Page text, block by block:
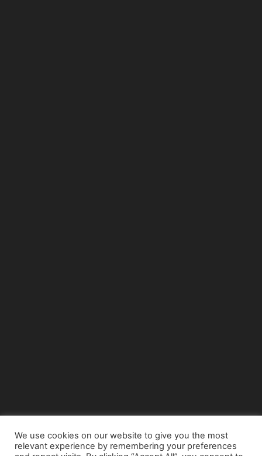
We use cookies on our website to give you the most
relevant experience by remembering your preferences